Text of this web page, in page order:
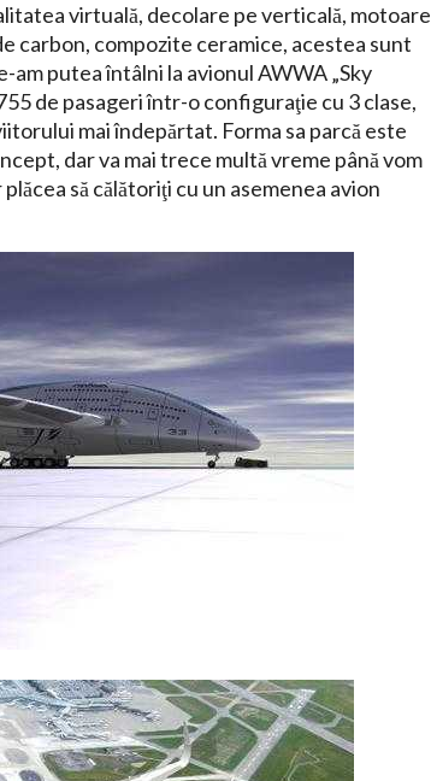
virtuală, decolare pe verticală, motoare
carbon, compozite ceramice, acestea sunt
putea întâlni la avionul AWWA „Sky
de pasageri într-o configuraţie cu 3 clase,
mai îndepărtat. Forma sa parcă este
dar va mai trece multă vreme până vom
să călătoriţi cu un asemenea avion